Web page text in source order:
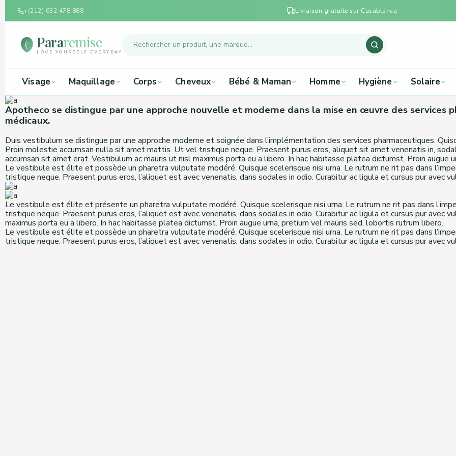
+(212) 632 478 888 Livraison gratuite sur Casablanca
Pararemise
LOVE YOURSELF EVERYDAY
Visage Maquillage Corps Cheveux Bébé & Maman Homme Hygiène Solaire
Apotheco se distingue par une approche nouvelle et moderne dans la mise en œuvre des services
médicaux.
Duis vestibulum se distingue par une approche moderne et soignée dans l’implémentation des services pharmaceutiques.
Proin molestie accumsan nulla sit amet mattis. Ut vel tristique neque. Praesent purus eros, aliquet sit amet venenatis in,
accumsan sit amet erat. Vestibulum ac mauris ut nisl maximus porta eu a libero. In hac habitasse platea dictumst. Proin augue
Le vestibule est élite et possède un pharetra vulputate modéré. Quisque scelerisque nisi urna. Le rutrum ne rit pas dans
tristique neque. Praesent purus eros, l’aliquet est avec venenatis, dans sodales in odio. Curabitur ac ligula et cursus pur avec
Le vestibule est élite et présente un pharetra vulputate modéré. Quisque scelerisque nisi urna. Le rutrum ne rit pas dans
tristique neque. Praesent purus eros, l’aliquet est avec venenatis, dans sodales in odio. Curabitur ac ligula et cursus pur avec
maximus porta eu a libero. In hac habitasse platea dictumst. Proin augue urna, pretium vel mauris sed, lobortis rutrum libero.
Le vestibule est élite et possède un pharetra vulputate modéré. Quisque scelerisque nisi urna. Le rutrum ne rit pas dans
tristique neque. Praesent purus eros, l’aliquet est avec venenatis, dans sodales in odio. Curabitur ac ligula et cursus pur avec